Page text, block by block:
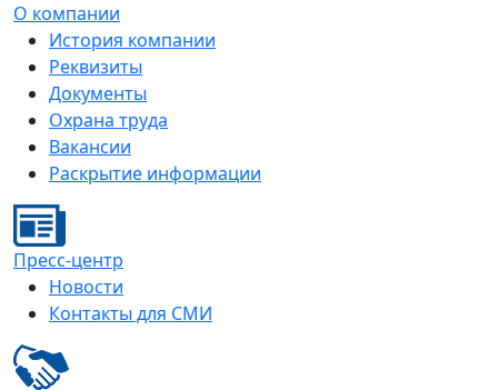
О компании
История компании
Реквизиты
Документы
Охрана труда
Вакансии
Раскрытие информации
Пресс-центр
Новости
Контакты для СМИ